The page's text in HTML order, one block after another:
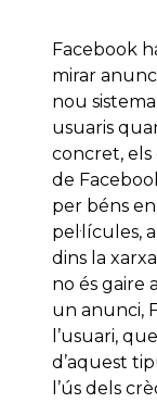
Facebook
mirar
nou
usuaris
concret, els
de
per béns
pel·lícules,
dins la
no és gaire
un anunci,
l’usuari,
d’aquest
l’ús dels